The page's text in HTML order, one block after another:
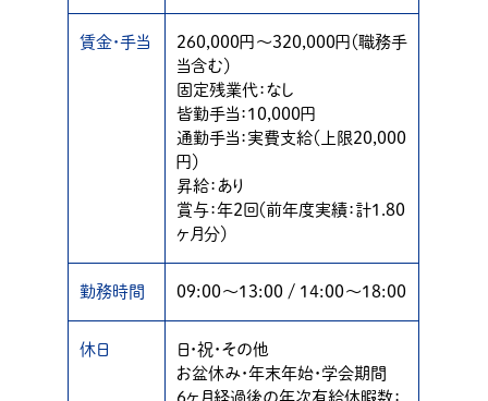
賃金・手当
260,000円〜320,000円（職務手
当含む）
固定残業代：なし
皆勤手当：10,000円
通勤手当：実費支給（上限20,000
円）
昇給：あり
賞与：年２回（前年度実績：計1.80
ヶ月分）
勤務時間 09:00〜13:00 / 14:00〜18:00
休日
日・祝・その他
お盆休み・年末年始・学会期間
6ヶ月経過後の年次有給休暇数：